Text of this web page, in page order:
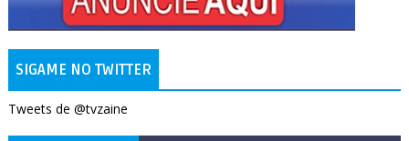
SIGAME NO TWITTER
Tweets de @tvzaine